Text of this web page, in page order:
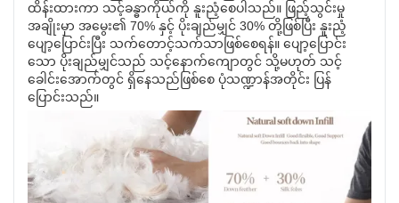
ထိန်းထားကာ သင့်ခန္ဓာကိုယ်ကို နူးညံ့စေပါသည်။ ဖြည့်သွင်းမှု
အချိုးမှာ အမွေး၏ 70% နှင့် ပိုးချည်မျှင် 30% တို့ဖြစ်ပြီး နူးညံ့
ပျော့ပြောင်းပြီး သက်တောင့်သက်သာဖြစ်စေရန်။ ပျော့ပြောင်း
သော ပိုးချည်မျှင်သည် သင့်နောက်ကျောတွင် သို့မဟုတ် သင့်
ခေါင်းအောက်တွင် ရှိနေသည်ဖြစ်စေ ပုံသဏ္ဍာန်အတိုင်း ပြန်
ပြောင်းသည်။